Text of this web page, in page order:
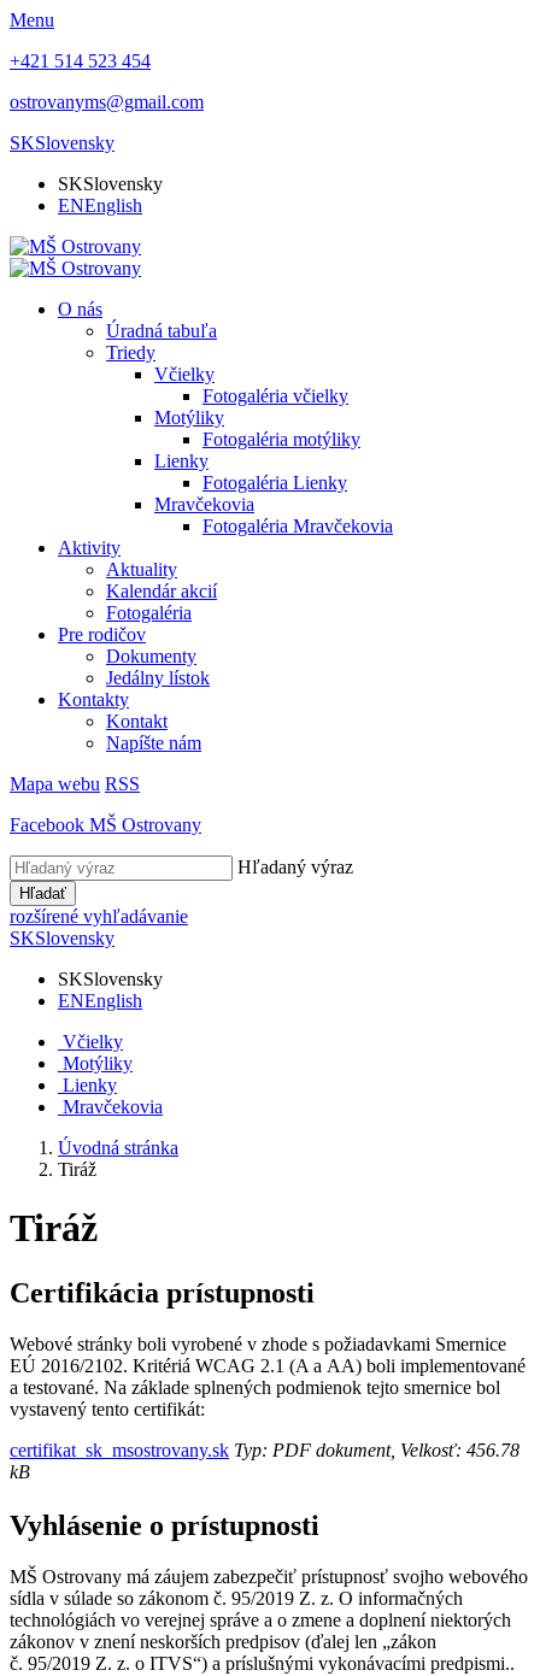
Menu
+421 514 523 454
ostrovanyms@gmail.com
SKSlovensky
SKSlovensky
ENEnglish
O nás
Úradná tabuľa
Triedy
Včielky
Fotogaléria včielky
Motýliky
Fotogaléria motýliky
Lienky
Fotogaléria Lienky
Mravčekovia
Fotogaléria Mravčekovia
Aktivity
Aktuality
Kalendár akcií
Fotogaléria
Pre rodičov
Dokumenty
Jedálny lístok
Kontakty
Kontakt
Napíšte nám
Mapa webu RSS
Facebook MŠ Ostrovany
Hľadaný výraz
Hľadať
rozšírené vyhľadávanie
SKSlovensky
SKSlovensky
ENEnglish
Včielky
Motýliky
Lienky
Mravčekovia
Úvodná stránka
Tiráž
Tiráž
Certifikácia prístupnosti
Webové stránky boli vyrobené v zhode s požiadavkami Smernice
EÚ 2016/2102. Kritériá WCAG 2.1 (A a AA) boli implementované
a testované. Na základe splnených podmienok tejto smernice bol
vystavený tento certifikát:
certifikat_sk_msostrovany.sk Typ: PDF dokument, Velkosť: 456.78
kB
Vyhlásenie o prístupnosti
MŠ Ostrovany má záujem zabezpečiť prístupnosť svojho webového
sídla v súlade so zákonom č. 95/2019 Z. z. O informačných
technológiách vo verejnej správe a o zmene a doplnení niektorých
zákonov v znení neskorších predpisov (ďalej len „zákon
č. 95/2019 Z. z. o ITVS“) a príslušnými vykonávacími predpismi..